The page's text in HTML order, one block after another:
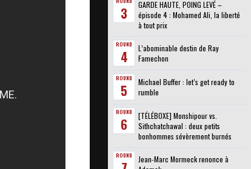
3
GARDE HAUTE, POING LEVÉ –
épisode 4 : Mohamed Ali, la liberté
à tout prix
ROUND
4
L’abominable destin de Ray
Famechon
ROUND
5
Michael Buffer : let’s get ready to
rumble
ROUND
6
[TÉLÉBOXE] Monshipour vs.
Sithchatchawal : deux petits
bonhommes sévèrement burnés
ROUND
Jean-Marc Mormeck renonce à